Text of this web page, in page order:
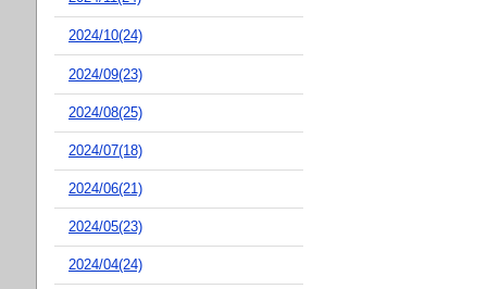
2024/10(24)
2024/09(23)
2024/08(25)
2024/07(18)
2024/06(21)
2024/05(23)
2024/04(24)